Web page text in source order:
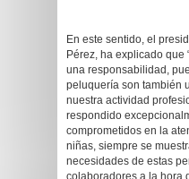
En este sentido, el
Pérez, ha explicado que
una responsabilidad,
peluquería son también
nuestra actividad
respondido
comprometidos en la
niñas, siempre se
necesidades de estas
colaboradores a la hora